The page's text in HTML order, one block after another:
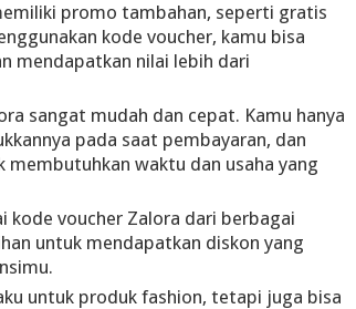
promo tambahan, seperti gratis
kode voucher, kamu bisa
mendapatkan nilai lebih dari
sangat mudah dan cepat. Kamu hanya
pada saat pembayaran, dan
waktu dan usaha yang
kode voucher Zalora dari berbagai
untuk mendapatkan diskon yang
untuk produk fashion, tetapi juga bisa